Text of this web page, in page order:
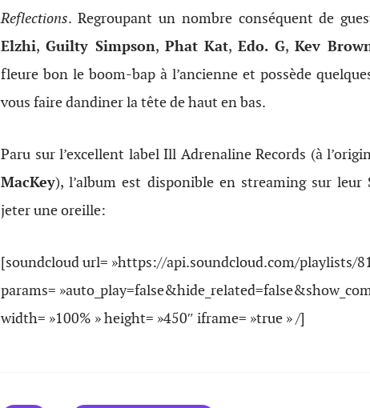
Reflections. Regroupant un nombre conséquent de
Elzhi, Guilty Simpson, Phat Kat,Edo. G,Kev
fleure bon le boom-bap à l’ancienne et possède
vous faire dandiner la tête de haut en bas.
Paru sur l’excellent label Ill Adrenaline Records (à
MacKey), l’album est disponible en streaming sur leur
jeter une oreille:
[soundcloud url= »https://api.soundcloud.com/playlists/
params=
width= »100% » height= »450″ iframe= »true » /]